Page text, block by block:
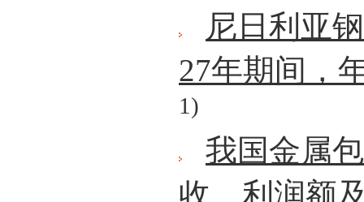
尼日利亚
27年期间，
1)
我国金属
收、利润额